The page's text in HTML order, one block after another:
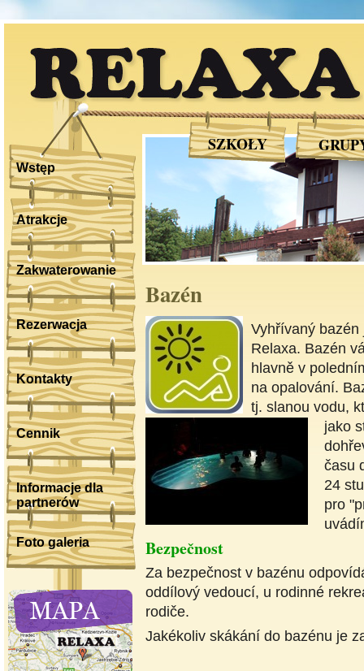
RELAXA
Bazén
Vyhřívaný
Relaxa. Bazén
hlavně v
na opalování.
tj. slanou vodu,
jako
času
24
pro
Bezpečnost
Za bezpečnost v bazénu
oddílový vedoucí, u rodinné
rodiče.
Jakékoliv skákání do bazénu je
Wstęp
Atrakcje
Zakwaterowanie
Rezerwacja
Kontakty
Cennik
Informacje dla
partnerów
Foto galeria
SZKOŁY